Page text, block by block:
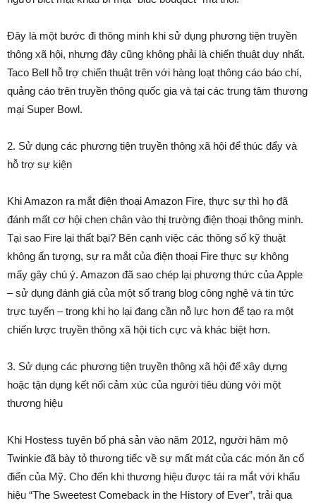
Đây là một bước đi thông minh khi sử dụng phương tiện truyền
thông xã hội, nhưng đây cũng không phải là chiến thuật duy nhất.
Taco Bell hỗ trợ chiến thuật trên với hàng loạt thông cáo báo chí,
quảng cáo trên truyền thông quốc gia và tại các trung tâm thương
mại Super Bowl.
2. Sử dụng các phương tiện truyền thông xã hội để thúc đẩy và
hỗ trợ sự kiện
Khi Amazon ra mắt điện thoại Amazon Fire, thực sự thì họ đã
đánh mất cơ hội chen chân vào thị trường điện thoại thông minh.
Tại sao Fire lại thất bại? Bên cạnh việc các thông số kỹ thuật
không ấn tượng, sự ra mắt của điện thoại Fire thực sự không
mấy gây chú ý. Amazon đã sao chép lại phương thức của Apple
– sử dụng đánh giá của một số trang blog công nghệ và tin tức
trực tuyến – trong khi họ lại đang cần nỗ lực hơn để tạo ra một
chiến lược truyền thông xã hội tích cực và khác biệt hơn.
3. Sử dụng các phương tiện truyền thông xã hội để xây dựng
hoặc tận dụng kết nối cảm xúc của người tiêu dùng với một
thương hiệu
Khi Hostess tuyên bố phá sản vào năm 2012, người hâm mộ
Twinkie đã bày tỏ thương tiếc về sự mất mát của các món ăn cổ
điển của Mỹ. Cho đến khi thương hiệu được tái ra mắt với khẩu
hiệu “The Sweetest Comeback in the History of Ever”, trải qua